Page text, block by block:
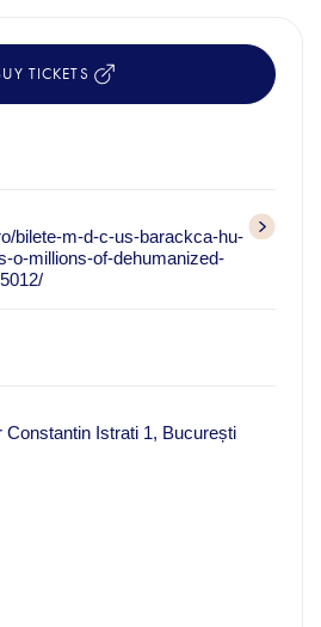
TICKETS
bilete-m-d-c-us-barackca-hu-
o-millions-of-dehumanized-
Constantin Istrati 1, București